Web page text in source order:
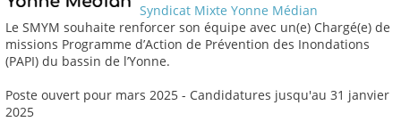
Syndicat Mixte Yonne Médian
Le SMYM souhaite renforcer son équipe avec un(e) Chargé(e) de
missions Programme d’Action de Prévention des Inondations
(PAPI) du bassin de l’Yonne.
Poste ouvert pour mars 2025 - Candidatures jusqu'au 31 janvier
2025